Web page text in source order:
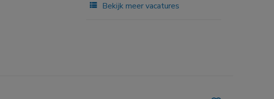
Bekijk meer vacatures